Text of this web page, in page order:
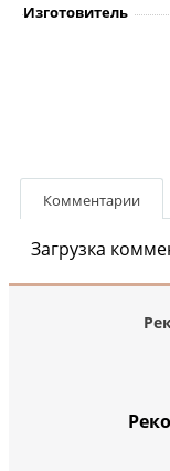
Изготовитель
Комментарии
Загрузка